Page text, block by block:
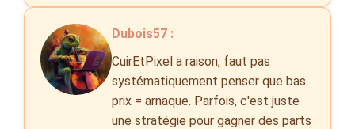
Dubois57 :
CuirEtPixel a raison, faut pas
systématiquement penser que bas
prix = arnaque. Parfois, c'est juste
une stratégie pour gagner des parts